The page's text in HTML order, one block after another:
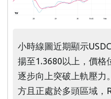
小時線圖近期顯示
揚至1.3680以上，價格
逐步向上突破上軌壓力
方且正處於多頭區域，